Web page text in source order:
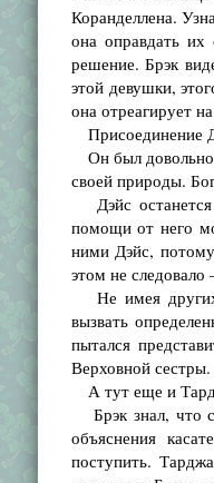
Коранделлена.
она оправдать
решение. Брэк
этой девушки,
она отреагирует
Присоединение
Он был довольно
своей природы.
Дэйс
помощи от него
ними Дэйс,
этом не следовало
Не имея других
вызвать
пытался
Верховной
А тут еще и
Брэк знал, что
объяснения
поступить.